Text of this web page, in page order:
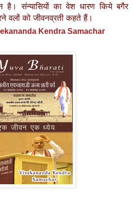
है। संन्यासियों का वेश धारण किये बगैर
वलों को जीवनव्रती कहते हैं।
Kendra Samachar